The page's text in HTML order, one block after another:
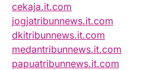
cekaja.it.com
jogjatribunnews.it.com
dkitribunnews.it.com
medantribunnews.it.com
papuatribunnews.it.com